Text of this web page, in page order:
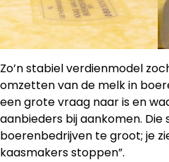
Zo’n stabiel verdienmodel
omzetten van de melk in
een grote vraag naar is en
aanbieders bij aankomen.
boerenbedrijven te groot; je
kaasmakers stoppen”.